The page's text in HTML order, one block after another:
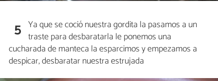
5 Ya que se coció nuestra gordita la pasamos a un
traste para desbaratarla le ponemos una
cucharada de manteca la esparcimos y empezamos a
despicar, desbaratar nuestra estrujada